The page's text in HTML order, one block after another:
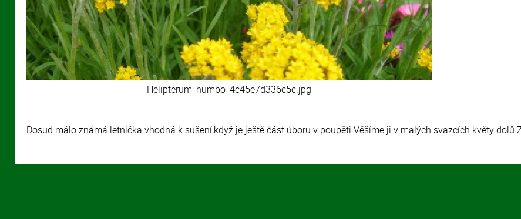
Helipterum_humbo_4c45e7d336c5c.jpg
Dosud málo známá letnička vhodná k sušení,když je ještě část úboru v poupěti.Věšíme ji v malých svazcích květy